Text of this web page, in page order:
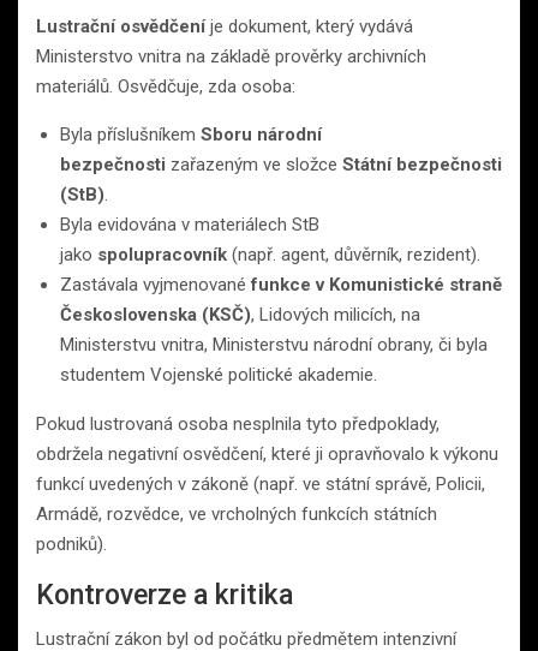
Lustrační osvědčeníje dokument, který vydává
Ministerstvo vnitra na základě prověrky archivních
materiálů. Osvědčuje, zda osoba:
Byla příslušníkem Sboru národní
bezpečnosti zařazeným ve složce Státní bezpečnosti
(StB).
Byla evidována v materiálech StB
jako spolupracovník (např. agent, důvěrník, rezident).
Zastávala vyjmenovanéfunkce v Komunistické straně
Československa (KSČ), Lidových milicích, na
Ministerstvu vnitra, Ministerstvu národní obrany, či byla
studentem Vojenské politické akademie.
Pokud lustrovaná osoba nesplnila tyto předpoklady,
obdržela negativní osvědčení, které ji opravňovalo k výkonu
funkcí uvedených v zákoně (např. ve státní správě, Policii,
Armádě, rozvědce, ve vrcholných funkcích státních
podniků).
Kontroverze a kritika
Lustrační zákon byl od počátku předmětem intenzivní